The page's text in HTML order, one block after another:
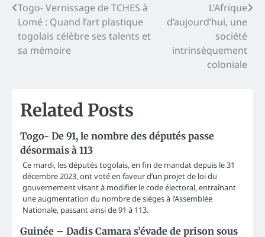
Post
navigation
Togo- Vernissage de TCHES à
Lomé : Quand l’art plastique
togolais célèbre ses talents et
sa mémoire
L’Afrique
d’aujourd’hui, une
société
intrinsèquement
coloniale
Related Posts
Togo- De 91, le nombre des députés passe
désormais à 113
Ce mardi, les députés togolais, en fin de mandat depuis le 31
décembre 2023, ont voté en faveur d’un projet de loi du
gouvernement visant à modifier le code électoral, entraînant
une augmentation du nombre de sièges à l’Assemblée
Nationale, passant ainsi de 91 à 113.
Guinée – Dadis Camara s’évade de prison sous